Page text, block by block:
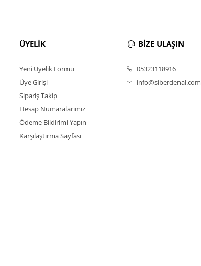
ÜYELİK
Yeni Üyelik Formu
Üye Girişi
Sipariş Takip
Hesap Numaralarımız
Ödeme Bildirimi Yapın
Karşılaştırma Sayfası
BİZE ULAŞIN
05323118916
info@siberdenal.com